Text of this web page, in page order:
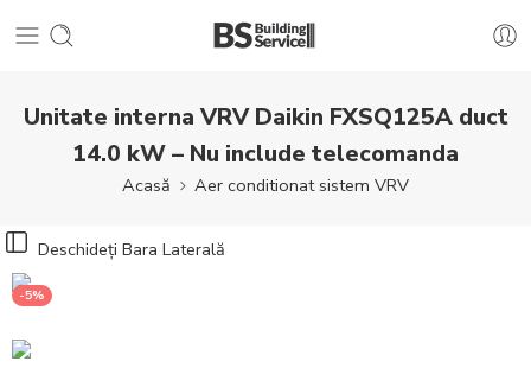
Unitate interna VRV Daikin FXSQ125A duct
14.0 kW – Nu include telecomanda
Acasă Aer conditionat sistem VRV
Deschideți Bara Laterală
-5%